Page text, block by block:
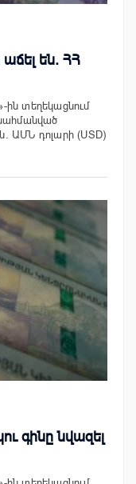
աճել են. ՀՀ
ին տեղեկացնում
ԱՄՆ դոլարի (USD)
գինը նվազել